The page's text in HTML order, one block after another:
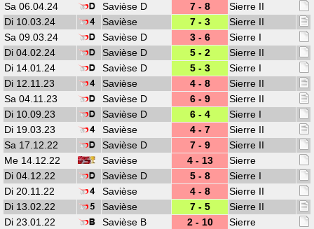
Sa 06.04.24
Savièse D 7 - 8
Sierre II
Di 10.03.24
Savièse 7 - 3
Sierre II
Sa 09.03.24
Savièse D 3 - 6
Sierre I
Di 04.02.24
Savièse D 5 - 2
Sierre II
Di 14.01.24
Savièse D 5 - 3
Sierre I
Di 12.11.23
Savièse 4 - 8
Sierre II
Sa 04.11.23
Savièse D 6 - 9
Sierre II
Di 10.09.23
Savièse D 6 - 4
Sierre I
Di 19.03.23
Savièse 4 - 7
Sierre II
Sa 17.12.22
Savièse D 7 - 9
Sierre II
Me 14.12.22
Savièse 4 - 13
Sierre
Di 04.12.22
Savièse D 5 - 8
Sierre I
Di 20.11.22
Savièse 4 - 8
Sierre II
Di 13.02.22
Savièse 7 - 5
Sierre II
Di 23.01.22
Savièse B 2 - 10
Sierre